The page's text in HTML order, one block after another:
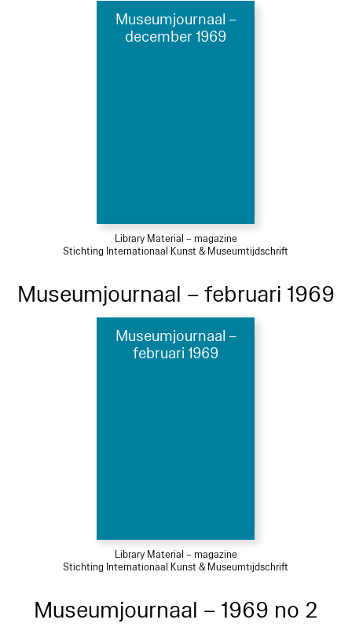
Museumjournaal –
december 1969
Library Material – magazine
Stichting Internationaal Kunst & Museumtijdschrift
Museumjournaal – februari 1969
Museumjournaal –
februari 1969
Library Material – magazine
Stichting Internationaal Kunst & Museumtijdschrift
Museumjournaal – 1969 no 2